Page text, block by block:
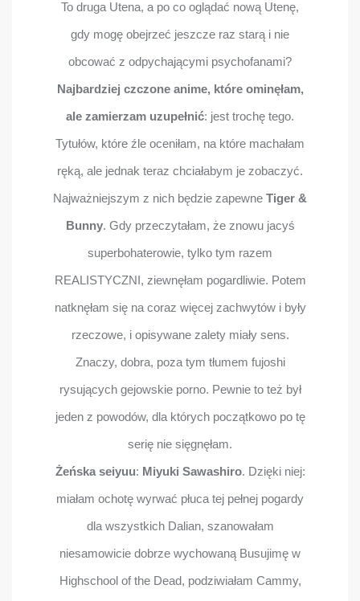
To druga Utena, a po co oglądać nową Utenę,
gdy mogę obejrzeć jeszcze raz starą i nie
obcować z odpychającymi psychofanami?
Najbardziej czczone anime, które ominęłam,
ale zamierzam uzupełnić: jest trochę tego.
Tytułów, które źle oceniłam, na które machałam
ręką, ale jednak teraz chciałabym je zobaczyć.
Najważniejszym z nich będzie zapewne Tiger &
Bunny. Gdy przeczytałam, że znowu jacyś
superbohaterowie, tylko tym razem
REALISTYCZNI, ziewnęłam pogardliwie. Potem
natknęłam się na coraz więcej zachwytów i były
rzeczowe, i opisywane zalety miały sens.
Znaczy, dobra, poza tym tłumem fujoshi
rysujących gejowskie porno. Pewnie to też był
jeden z powodów, dla których początkowo po tę
serię nie sięgnęłam.
Żeńska seiyuu: Miyuki Sawashiro. Dzięki niej:
miałam ochotę wyrwać płuca tej pełnej pogardy
dla wszystkich Dalian, szanowałam
niesamowicie dobrze wychowaną Busujimę w
Highschool of the Dead, podziwiałam Cammy,